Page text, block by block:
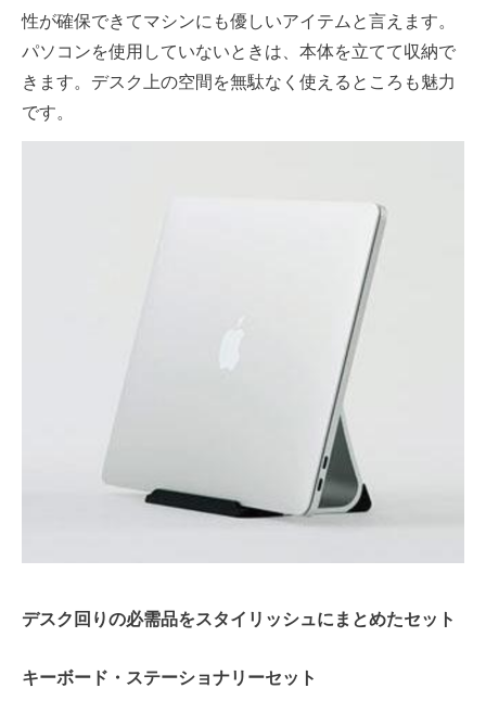
性が確保できてマシンにも優しいアイテムと言えます。
パソコンを使用していないときは、本体を立てて収納で
きます。デスク上の空間を無駄なく使えるところも魅力
です。
デスク回りの必需品をスタイリッシュにまとめたセット
キーボード・ステーショナリーセット